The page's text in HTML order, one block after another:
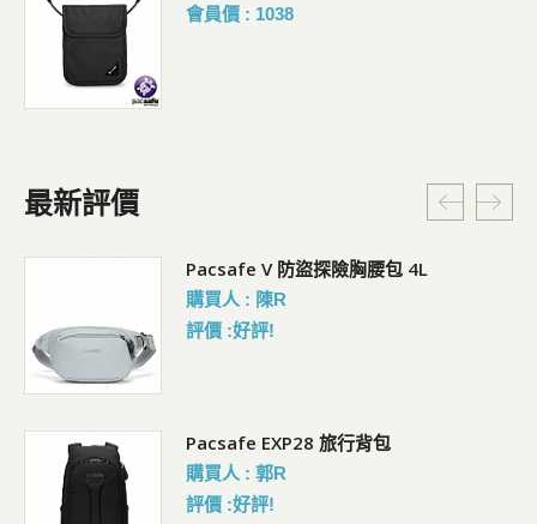
會員價 : 1038
最新評價
Pacsafe V 防盜探險胸腰包 4L
購買人 : 陳R
評價 :好評!
Pacsafe EXP28 旅行背包
購買人 : 郭R
評價 :好評!